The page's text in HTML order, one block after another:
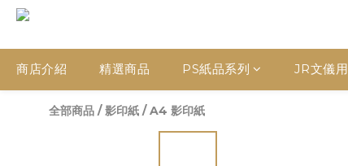
商店介紹 精選商品 PS紙品系列 JR文儀
全部商品 /影印紙 /A4 影印紙